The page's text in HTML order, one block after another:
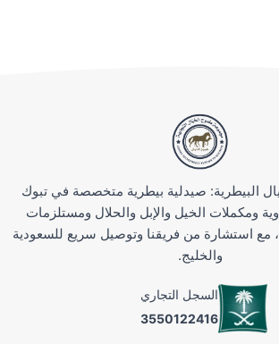
البيطرية: صيدلية بيطرية متخصصة في تبوك
ومكملات الخيل والإبل والحلال ومستلزمات
مع استشارة من فريقنا وتوصيل سريع للسعودية
والخليج.
السجل التجاري
3550122416